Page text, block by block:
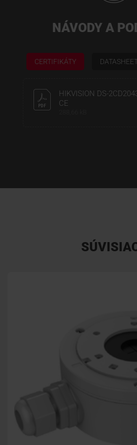
NÁVODY A
CERTIFIKÁTY
HIKVISION DS-
CE